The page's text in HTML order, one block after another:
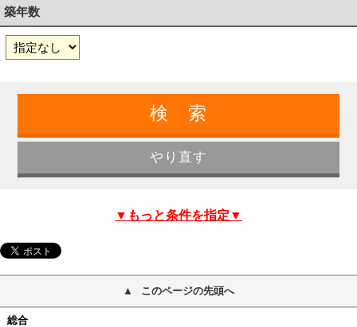
築年数
▼もっと条件を指定▼
このページの先頭へ
総合